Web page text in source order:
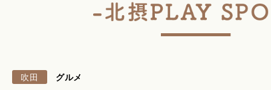
北摂 PLAY SPOT
吹田 グルメ